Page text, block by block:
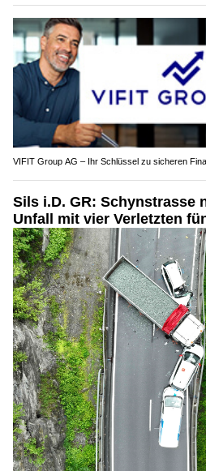
VIFIT Group AG – Ihr Schlüssel zu sicheren
Sils i.D. GR: Schynstrasse
Unfall mit vier Verletzten